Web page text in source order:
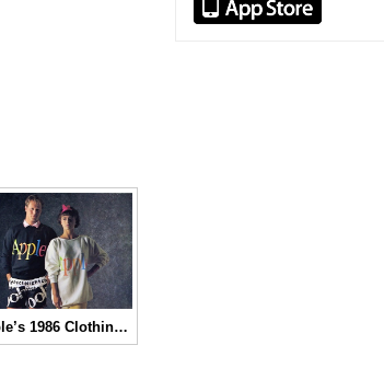
Apple’s 1986 Clothing Collection